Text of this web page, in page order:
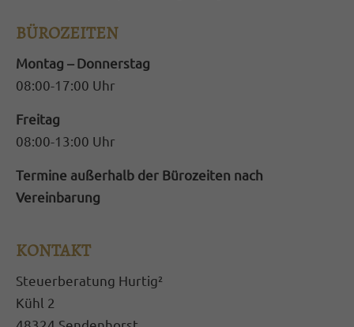
BÜROZEITEN
Montag – Donnerstag
08:00-17:00 Uhr
Freitag
08:00-13:00 Uhr
Termine außerhalb der Bürozeiten nach
Vereinbarung
KONTAKT
Steuerberatung Hurtig²
Kühl 2